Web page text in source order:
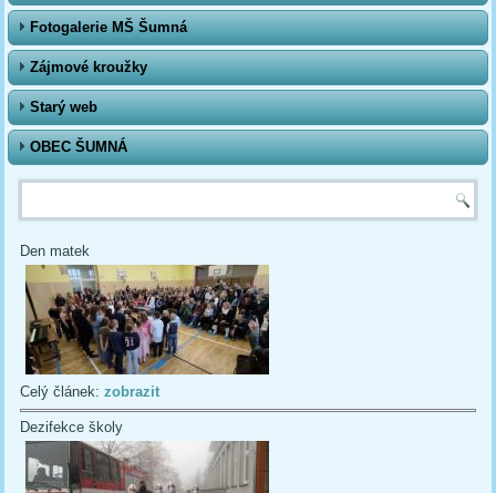
Fotogalerie MŠ Šumná
Zájmové kroužky
Starý web
OBEC ŠUMNÁ
Vyhledávání
Den matek
Celý článek:zobrazit
Dezifekce školy